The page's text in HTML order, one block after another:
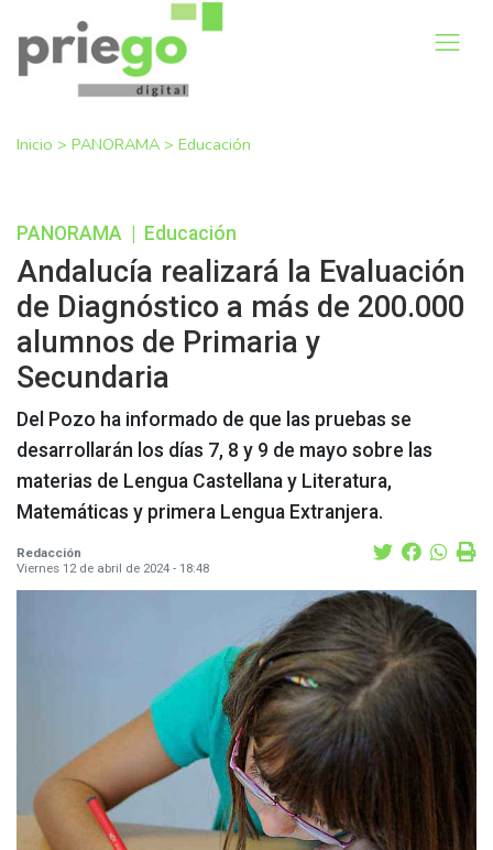
Inicio > PANORAMA > Educación
PANORAMA Educación
Andalucía realizará la Evaluación
de Diagnóstico a más de 200.000
alumnos de Primaria y
Secundaria
Del Pozo ha informado de que las pruebas se
desarrollarán los días 7, 8 y 9 de mayo sobre las
materias de Lengua Castellana y Literatura,
Matemáticas y primera Lengua Extranjera.
Redacción
Viernes 12 de abril de 2024 - 18:48